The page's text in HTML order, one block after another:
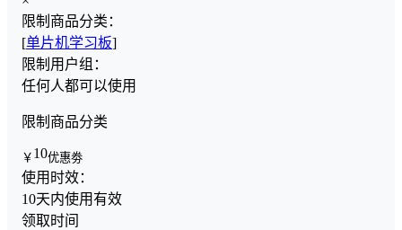
限制商品分类：
[单片机学习板]
限制用户组：
任何人都可以使用
限制商品分类
￥ 10优惠劵
使用时效：
10天内使用有效
领取时间